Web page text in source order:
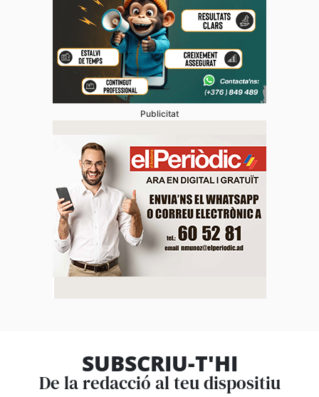
Publicitat
SUBSCRIU-T'HI
De la redacció al teu dispositiu